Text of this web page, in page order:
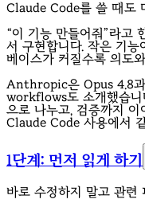
Claude Code를 쓸 때도
“이 기능 만들어줘”라고
서 구현합니다. 작은 기능
베이스가 커질수록 의도
Anthropic은 Opus 4.8
workflows도 소개했습니
으로 나누고, 검증까지 이
Claude Code 사용에서
1단계: 먼저 읽게 하기
바로 수정하지 말고 관련